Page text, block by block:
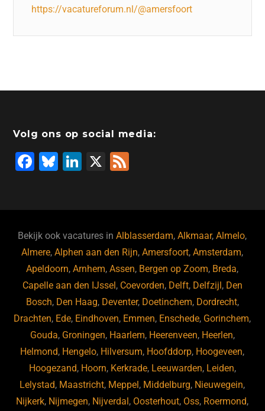
https://vacatureforum.nl/@amersfoort
Volg ons op social media:
F
b
o
o
k
Bl
ky
Li
dI
n
X
Bekijk ook vacatures inAlblasserdam,Alkmaar,Almelo,
Almere,Alphen aan den Rijn,Amersfoort,Amsterdam,
Apeldoorn,Arnhem,Assen, Bergen op Zoom, Breda,
Capelle aan den IJssel, Coevorden, Delft, Delfzijl, Den
Bosch, Den Haag, Deventer, Doetinchem, Dordrecht,
Drachten, Ede, Eindhoven, Emmen, Enschede, Gorinchem,
Gouda, Groningen, Haarlem, Heerenveen, Heerlen,
Helmond, Hengelo, Hilversum, Hoofddorp, Hoogeveen,
Hoogezand, Hoorn, Kerkrade, Leeuwarden, Leiden,
Lelystad, Maastricht, Meppel, Middelburg, Nieuwegein,
Nijkerk, Nijmegen, Nijverdal, Oosterhout, Oss, Roermond,